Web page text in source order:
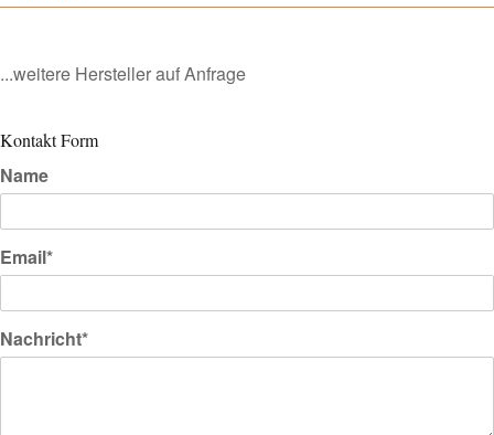
...weitere Hersteller auf Anfrage
Kontakt Form
Name
Email*
Nachricht*